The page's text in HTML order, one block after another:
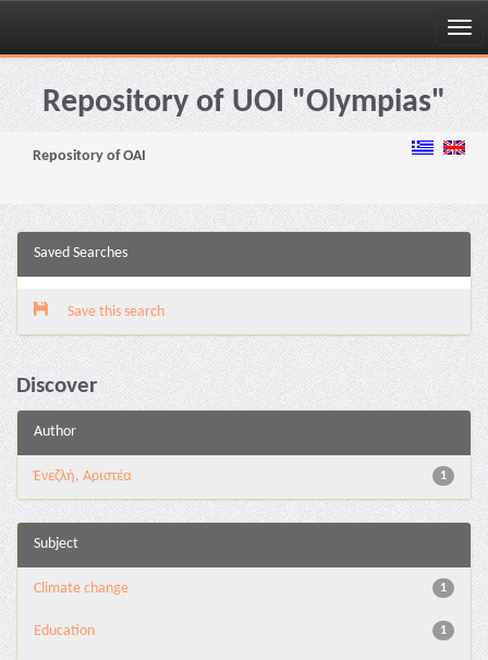
Skip
navigationRepository of UOI "Olympias"
Repository of OAI
Saved Searches
Save this search
Discover
Author
1
Ένεζλή, Αριστέα
Subject
1
Climate change
1
Education